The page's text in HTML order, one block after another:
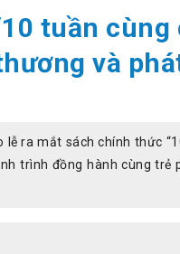
tuần
và
ra mắt sách chính thức
trình đồng hành cùng